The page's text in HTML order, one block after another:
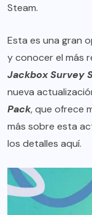
Steam.
Esta es una gran
y conocer el más
Jackbox Survey
nueva
Pack, que ofrece
más sobre esta
los detalles aquí.